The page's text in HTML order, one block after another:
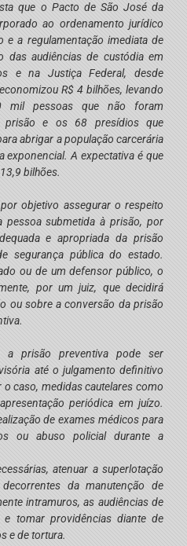
que o Pacto de São José da
ao ordenamento jurídico
e a regulamentação imediata de
das audiências de custódia em
e na Justiça Federal, desde
R$ 4 bilhões, levando
pessoas que não foram
prisão e os 68 presídios que
abrigar a população carcerária
exponencial. A expectativa é que
bilhões.
objetivo assegurar o respeito
pessoa submetida à prisão, por
e apropriada da prisão
segurança pública do estado.
ou de um defensor público, o
por um juiz, que decidirá
ou sobre a conversão da prisão
a prisão preventiva pode ser
até o julgamento definitivo
caso, medidas cautelares como
periódica em juízo.
de exames médicos para
ou abuso policial durante a
atenuar a superlotação
da manutenção de
intramuros, as audiências de
e tomar providências diante de
e de tortura.